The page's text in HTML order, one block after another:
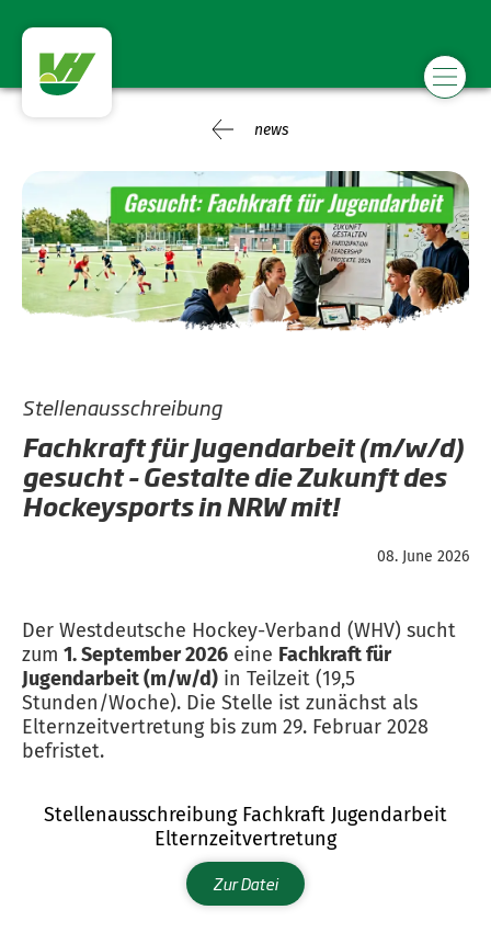
news
Stellenausschreibung
Fachkraft für Jugendarbeit (m/w/d)
gesucht – Gestalte die Zukunft des
Hockeysports in NRW mit!
08. June 2026
Der Westdeutsche Hockey-Verband (WHV) sucht
zum 1. September 2026 eine Fachkraft für
Jugendarbeit (m/w/d) in Teilzeit (19,5
Stunden/Woche). Die Stelle ist zunächst als
Elternzeitvertretung bis zum 29. Februar 2028
befristet.
Stellenausschreibung Fachkraft Jugendarbeit
Elternzeitvertretung
Zur Datei